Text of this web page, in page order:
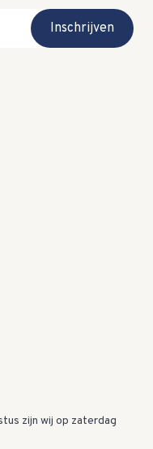
Inschrijven
zijn wij op zaterdag